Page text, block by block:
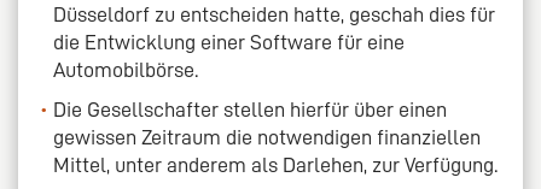
Düsseldorf zu entscheiden hatte, geschah dies für
die Entwicklung einer Software für eine
Automobilbörse.
Die Gesellschafter stellen hierfür über einen
gewissen Zeitraum die notwendigen finanziellen
Mittel, unter anderem als Darlehen, zur Verfügung.